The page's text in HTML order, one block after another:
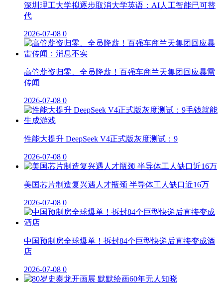
深圳理工大学拟逐步取消大学英语：AI人工智能已可替
代
2026-07-08 0
高管薪资归零、全员降薪！百强车商兰天集团回应暴雷
传闻
2026-07-08 0
性能大提升 DeepSeek V4正式版灰度测试：9
2026-07-08 0
美国芯片制造复兴遇人才瓶颈 半导体工人缺口近16万
2026-07-08 0
中国预制房全球爆单！拆封84个巨型快递后直接变成酒
店
2026-07-08 0